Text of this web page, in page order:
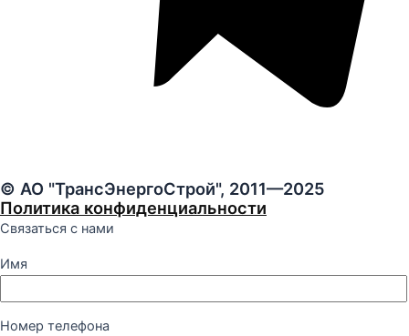
© АО "ТрансЭнергоСтрой", 2011—2025
Политика конфиденциальности
Связаться с нами
Имя
Номер телефона